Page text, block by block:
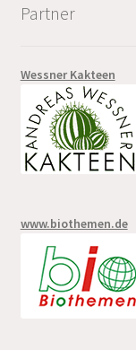
Partner
Wessner Kakteen
www.biothemen.de